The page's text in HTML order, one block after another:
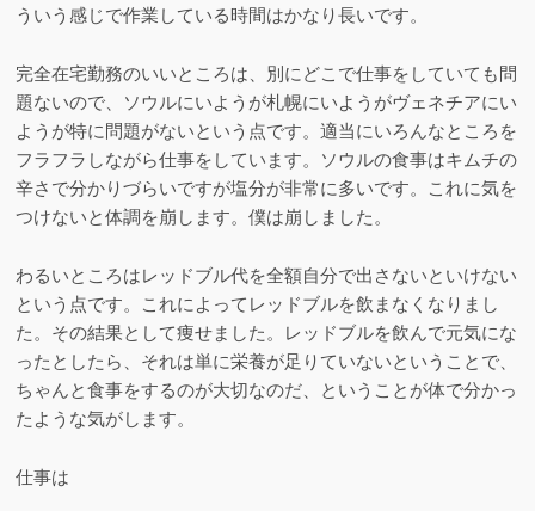
ういう感じで作業している時間はかなり長いです。
完全在宅勤務のいいところは、別にどこで仕事をしていても問
題ないので、ソウルにいようが札幌にいようがヴェネチアにい
ようが特に問題がないという点です。適当にいろんなところを
フラフラしながら仕事をしています。ソウルの食事はキムチの
辛さで分かりづらいですが塩分が非常に多いです。これに気を
つけないと体調を崩します。僕は崩しました。
わるいところはレッドブル代を全額自分で出さないといけない
という点です。これによってレッドブルを飲まなくなりまし
た。その結果として痩せました。レッドブルを飲んで元気にな
ったとしたら、それは単に栄養が足りていないということで、
ちゃんと食事をするのが大切なのだ、ということが体で分かっ
たような気がします。
仕事は